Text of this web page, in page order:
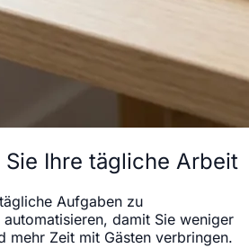
Ihre tägliche Arbeit
Aufgaben zu
damit Sie weniger
mehr Zeit mit Gästen verbringen.